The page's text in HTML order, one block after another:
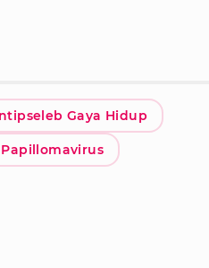
Gaya Hidup